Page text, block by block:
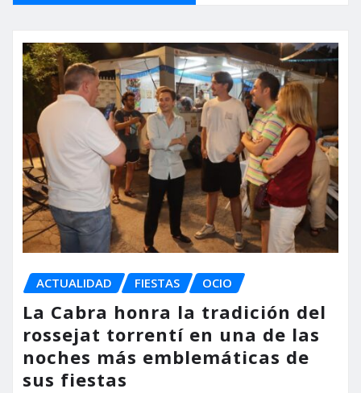
ACTUALIDAD FIESTAS OCIO
La Cabra honra la tradición del
rossejat torrentí en una de las
noches más emblemáticas de
sus fiestas